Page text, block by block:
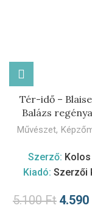
Tér-idő –
Balázs
Művészet,
Szerző: Kolos
Kiadó: Szerzői
5.100Ft 4.590